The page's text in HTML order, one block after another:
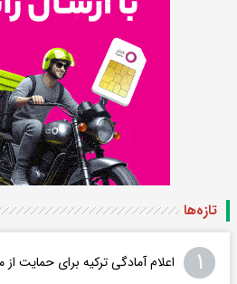
تازه‌ها
۱ اعلام آمادگی ترکیه برای حمایت از